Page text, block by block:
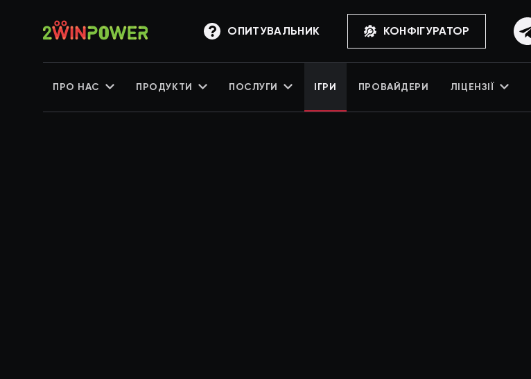
ОПИТУВАЛЬНИК КОНФІГУРАТОР
ПРО НАС ПРОДУКТИ ПОСЛУГИ ІГРИ ПРОВАЙДЕРИ ЛІЦЕНЗІЇ